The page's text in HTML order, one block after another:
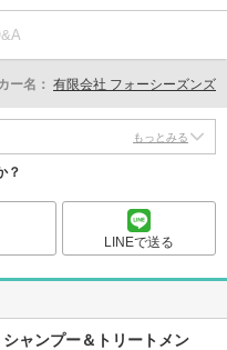
ー名： 有限会社 フォーシーズンズ
もっとみる
？
LINEで送る
ャンプー＆トリートメン